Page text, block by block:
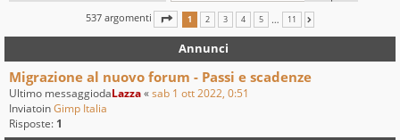
537 argomenti PAGINA 1DI 11
1 2 3 4 5 … 11
Annunci
Migrazione al nuovo forum - Passi e scadenze
Ultimo messaggiodaLazza«sab 1 ott 2022, 0:51
InviatoinGimp Italia
Risposte: 1